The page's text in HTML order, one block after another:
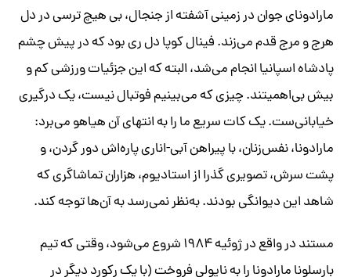
مارادونای جوان در زمینی آشفته از جنجال، بی هیچ ترسی در دل
هرج و مرج قدم می‌زند. فینال کوپا دل ری بود که در پیش چشم
پادشاه اسپانیا انجام می‌شد، البته که این جزئیات ورزشی کم و
بیش بی‌اهمیتند. چیزی که می‌بینیم فوتبال نیست، یک درگیری
خیابانی‌ست. یک کات سریع ما را به انتهای آن هیاهو می‌برد:
مارادونا، نفس‌زنان، با پیراهن آبی-اناری‌ پاره‌اش دور گردن، و
پشت سرش، تصویری گذرا از استادیوم، هزاران تماشاگری که
شاهد این دیوانگی بودند. به‌نظر نمی‌رسد به آن‌ها توجه کند.
مستند در واقع در ژوئیه ۱۹۸۴ شروع می‌شود، وقتی که تیم
بارسلونا مارادونا را به ناپولی فروخت (با یک رکورد دیگر در